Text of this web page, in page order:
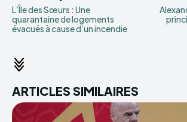
L’Île des Sœurs : Une
quarantaine de logements
évacués à cause d’un incendie
ARTICLES SIMILAIRES